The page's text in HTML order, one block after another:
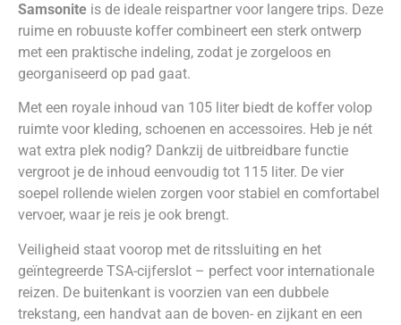
Samsonite is de ideale reispartner voor langere trips. Deze
ruime en robuuste koffer combineert een sterk ontwerp
met een praktische indeling, zodat je zorgeloos en
georganiseerd op pad gaat.
Met een royale inhoud van 105 liter biedt de koffer volop
ruimte voor kleding, schoenen en accessoires. Heb je nét
wat extra plek nodig? Dankzij de uitbreidbare functie
vergroot je de inhoud eenvoudig tot 115 liter. De vier
soepel rollende wielen zorgen voor stabiel en comfortabel
vervoer, waar je reis je ook brengt.
Veiligheid staat voorop met de ritssluiting en het
geïntegreerde TSA-cijferslot – perfect voor internationale
reizen. De buitenkant is voorzien van een dubbele
trekstang, een handvat aan de boven- en zijkant en een